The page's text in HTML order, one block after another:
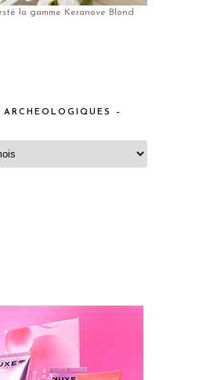
la gamme Keranove Blond
–